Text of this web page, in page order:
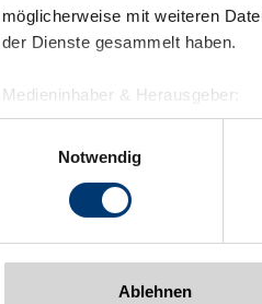
möglicherweise mit weiteren
der Dienste gesammelt haben.
Medieninhaber & Herausgeber:
Zeller Bergbahnen Zillertal
Rohr 23// A-6280 Zell am Ziller
www.zillertalarena.com
Notwendig
Ablehnen